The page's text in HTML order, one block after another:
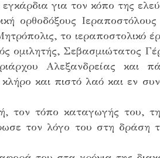
εγκάρδια για τον κόπο της
ορθοδόξους
το ιεραποστολικό
ομιλητής, Σεβασμιώτατος
Αλεξανδρείας και
και πιστό λαό και εν
τον τόπο καταγωγής του,
τον λόγο του στη